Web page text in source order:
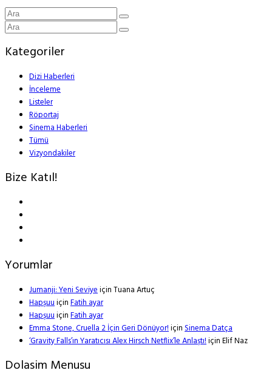
Kategoriler
Dizi Haberleri
İnceleme
Listeler
Röportaj
Sinema Haberleri
Tümü
Vizyondakiler
Bize Katıl!
Yorumlar
Jumanji: Yeni SeviyeiçinTuana Artuç
HapşuuiçinFatih ayar
HapşuuiçinFatih ayar
Emma Stone, Cruella 2 İçin Geri Dönüyor!içinSinema Datça
‘Gravity Falls’ın Yaratıcısı Alex Hirsch Netflix’le Anlaştı!içinElif Naz
Dolasim Menusu